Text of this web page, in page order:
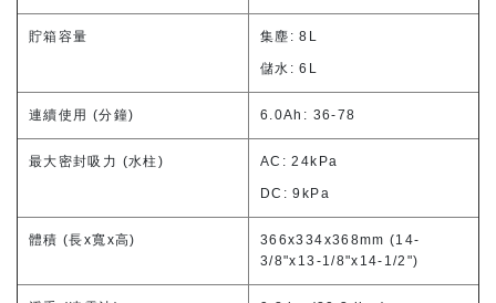
貯箱容量 集塵: 8L
儲水: 6L
連續使用 (分鐘) 6.0Ah: 36-78
最大密封吸力 (水柱) AC: 24kPa
DC: 9kPa
體積 (長x寬x高)
366x334x368mm (14-
3/8"x13-1/8"x14-1/2")